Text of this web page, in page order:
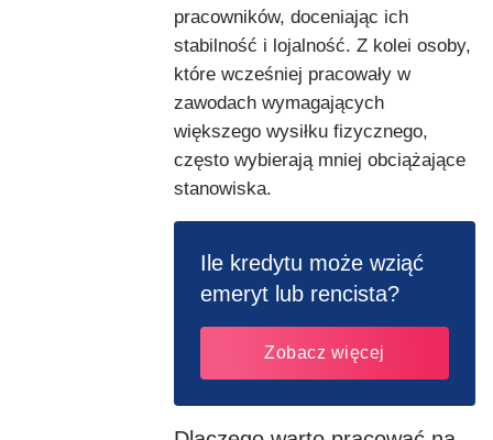
pracowników, doceniając ich
stabilność i lojalność. Z kolei osoby,
które wcześniej pracowały w
zawodach wymagających
większego wysiłku fizycznego,
często wybierają mniej obciążające
stanowiska.
Ile kredytu może wziąć
emeryt lub rencista?
Zobacz więcej